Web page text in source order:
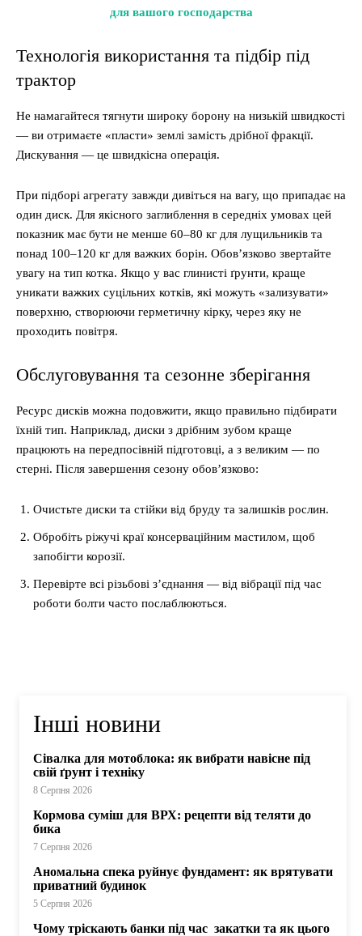
для вашого господарства
Технологія використання та підбір під
трактор
Не намагайтеся тягнути широку борону на низькій швидкості
— ви отримаєте «пласти» землі замість дрібної фракції.
Дискування — це швидкісна операція.
При підборі агрегату завжди дивіться на вагу, що припадає на
один диск. Для якісного заглиблення в середніх умовах цей
показник має бути не менше 60–80 кг для лущильників та
понад 100–120 кг для важких борін. Обов’язково звертайте
увагу на тип котка. Якщо у вас глинисті ґрунти, краще
уникати важких суцільних котків, які можуть «зализувати»
поверхню, створюючи герметичну кірку, через яку не
проходить повітря.
Обслуговування та сезонне зберігання
Ресурс дисків можна подовжити, якщо правильно підбирати
їхній тип. Наприклад, диски з дрібним зубом краще
працюють на передпосівній підготовці, а з великим — по
стерні. Після завершення сезону обов’язково:
Очистьте диски та стійки від бруду та залишків рослин.
Обробіть ріжучі краї консерваційним мастилом, щоб
запобігти корозії.
Перевірте всі різьбові з’єднання — від вібрації під час
роботи болти часто послаблюються.
Інші новини
Сівалка для мотоблока: як вибрати навісне під
свій ґрунт і техніку
8 Серпня 2026
Кормова суміш для ВРХ: рецепти від теляти до
бика
7 Серпня 2026
Аномальна спека руйнує фундамент: як врятувати
приватний будинок
5 Серпня 2026
Чому тріскають банки під час закатки та як цього